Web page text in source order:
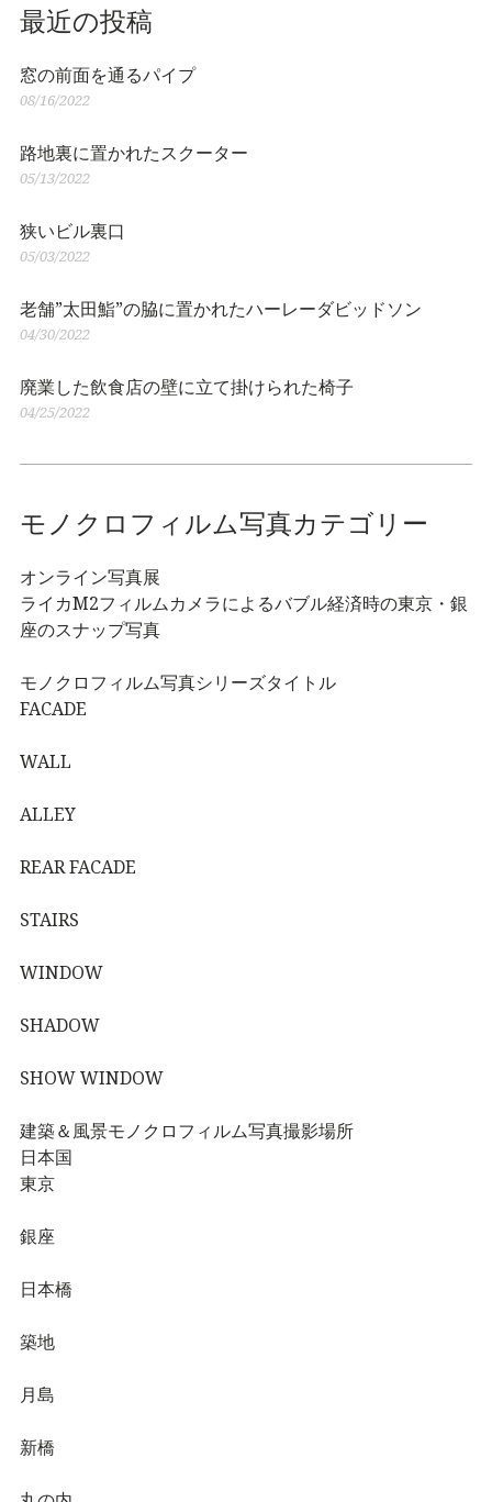
最近の投稿
窓の前面を通るパイプ
08/16/2022
路地裏に置かれたスクーター
05/13/2022
狭いビル裏口
05/03/2022
老舗”太田鮨”の脇に置かれたハーレーダビッドソン
04/30/2022
廃業した飲食店の壁に立て掛けられた椅子
04/25/2022
モノクロフィルム写真カテゴリー
オンライン写真展
ライカM2フィルムカメラによるバブル経済時の東京・銀
座のスナップ写真
モノクロフィルム写真シリーズタイトル
FACADE
WALL
ALLEY
REAR FACADE
STAIRS
WINDOW
SHADOW
SHOW WINDOW
建築＆風景モノクロフィルム写真撮影場所
日本国
東京
銀座
日本橋
築地
月島
新橋